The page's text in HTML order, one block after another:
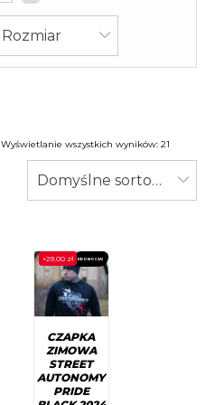
Rozmiar
Wyświetlanie wszystkich wyników: 21
Domyślne sortowanie
PROMOCJA!
-29,00 zł
CZAPKA
ZIMOWA
STREET
AUTONOMY
PRIDE